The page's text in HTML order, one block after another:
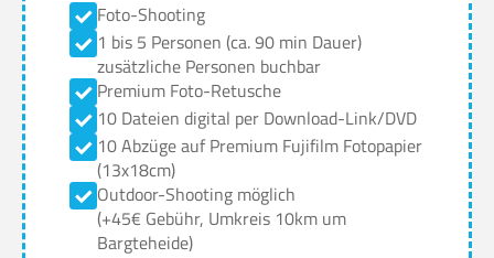
Foto-Shooting
1 bis 5 Personen (ca. 90 min Dauer)
zusätzliche Personen buchbar
Premium Foto-Retusche
10 Dateien digital per Download-Link/DVD
10 Abzüge auf Premium Fujifilm Fotopapier
(13x18cm)
Outdoor-Shooting möglich
(+45€ Gebühr, Umkreis 10km um
Bargteheide)